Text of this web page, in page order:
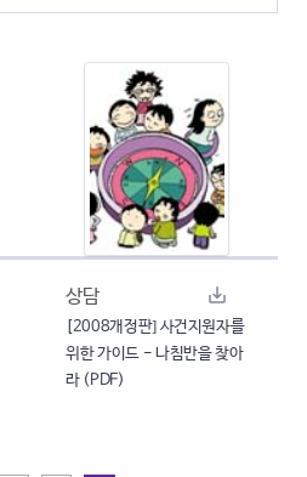
상담
[2008개정판] 사건지원자를
위한 가이드 - 나침반을 찾아
라 (PDF)